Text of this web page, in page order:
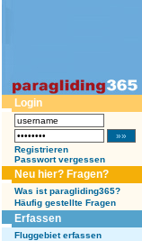
Login
Registrieren
Passwort vergessen
Neu hier? Fragen?
Was ist paragliding365?
Häufig gestellte Fragen
Erfassen
Fluggebiet erfassen